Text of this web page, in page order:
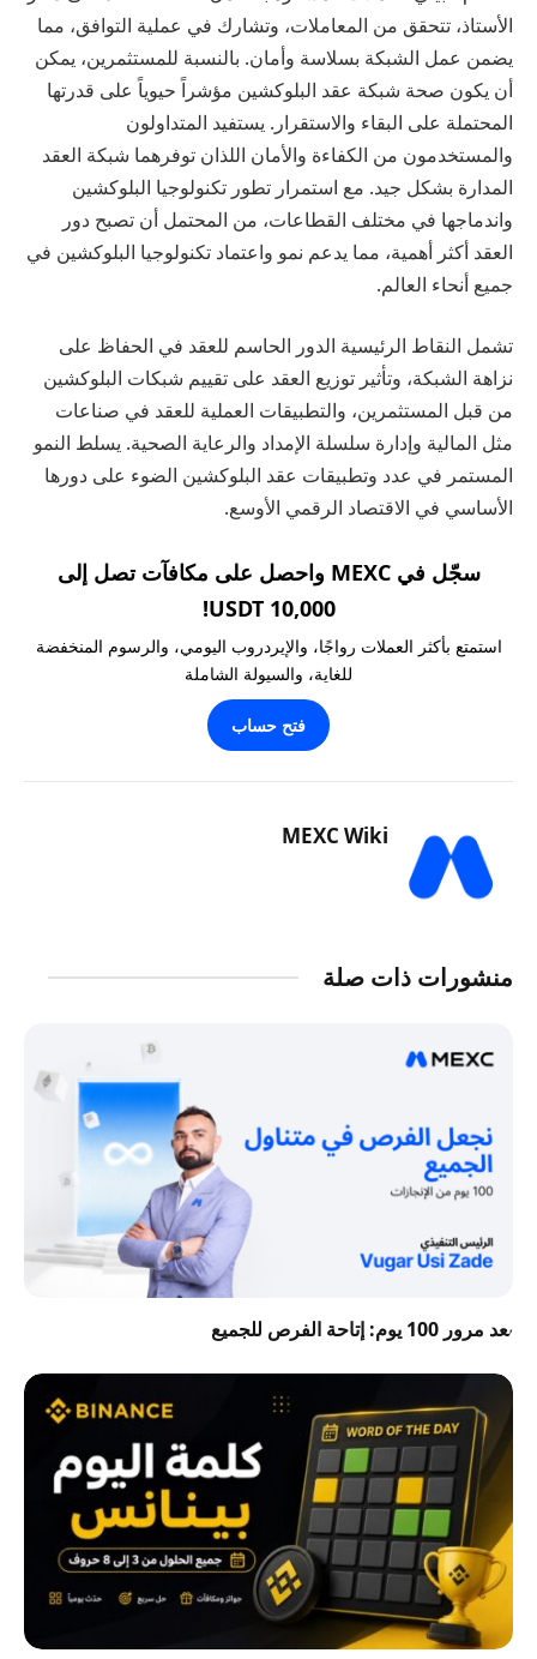
الأستاذ، تتحقق من المعاملات، وتشارك في عملية التوافق، مما
يضمن عمل الشبكة بسلاسة وأمان. بالنسبة للمستثمرين، يمكن
أن يكون صحة شبكة عقد البلوكشين مؤشراً حيوياً على قدرتها
المحتملة على البقاء والاستقرار. يستفيد المتداولون
والمستخدمون من الكفاءة والأمان اللذان توفرهما شبكة العقد
المدارة بشكل جيد. مع استمرار تطور تكنولوجيا البلوكشين
واندماجها في مختلف القطاعات، من المحتمل أن تصبح دور
العقد أكثر أهمية، مما يدعم نمو واعتماد تكنولوجيا البلوكشين في
جميع أنحاء العالم.
تشمل النقاط الرئيسية الدور الحاسم للعقد في الحفاظ على
نزاهة الشبكة، وتأثير توزيع العقد على تقييم شبكات البلوكشين
من قبل المستثمرين، والتطبيقات العملية للعقد في صناعات
مثل المالية وإدارة سلسلة الإمداد والرعاية الصحية. يسلط النمو
المستمر في عدد وتطبيقات عقد البلوكشين الضوء على دورها
الأساسي في الاقتصاد الرقمي الأوسع.
سجّل في MEXC واحصل على مكافآت تصل إلى
10,000 USDT!
استمتع بأكثر العملات رواجًا، والإيردروب اليومي، والرسوم المنخفضة
للغاية، والسيولة الشاملة
فتح حساب
MEXC Wiki
منشورات ذات صلة
بعد مرور 100 يوم: إتاحة الفرص للجميع